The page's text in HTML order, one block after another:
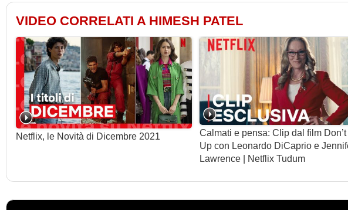
VIDEO CORRELATI A HIMESH PATEL
Netflix, le Novità di Dicembre 2021
Calmati e pensa: Clip dal film
Up con Leonardo DiCaprio e
Lawrence | Netflix Tudum